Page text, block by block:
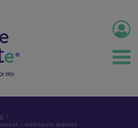
– métropole aidante